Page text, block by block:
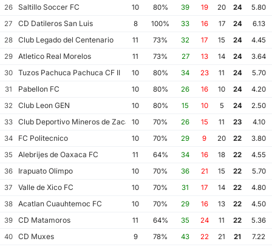
26
Saltillo Soccer FC 10 80% 39 19 20 24
5.80
27
CD Datileros San Luis 8 100% 33 16 17 24
6.13
28
Club Legado del Centenario 11 73% 32 17 15 24
4.45
29
Atletico Real Morelos 11 73% 27 13 14 24
3.64
30
Tuzos Pachuca Pachuca CF II 10 80% 34 23 11 24
5.70
31
Pabellon FC 10 80% 26 16 10 24
4.20
32
Club Leon GEN 10 80% 15 10 5 24
2.50
33
Club Deportivo Mineros de Zacatecas II
10 70% 26 15 11 23
4.10
34
FC Politecnico 10 70% 29 9 20 22
3.80
35
Alebrijes de Oaxaca FC 11 64% 34 16 18 22
4.55
36
Irapuato Olimpo 10 70% 36 21 15 22
5.70
37
Valle de Xico FC 10 70% 31 17 14 22
4.80
38
Acatlan Cuauhtemoc FC 10 70% 29 16 13 22
4.50
39
CD Matamoros 11 64% 35 24 11 22
5.36
40
CD Muxes 9 78% 43 22 21 21
7.22